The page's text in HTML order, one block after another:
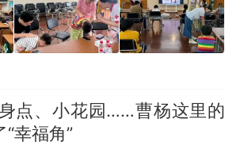
点、小花园……曹杨这里的
“幸福角”